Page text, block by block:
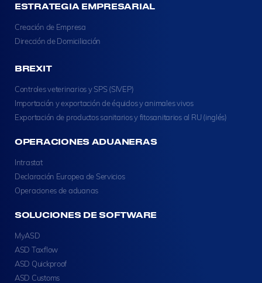
ESTRATEGIA EMPRESARIAL
Creación de Empresa
Dirección de Domiciliación
BREXIT
Controles veterinarios y SPS (SIVEP)
Importación y exportación de équidos y animales vivos
Exportación de productos sanitarios y fitosanitarios al RU (inglés)
OPERACIONES ADUANERAS
Intrastat
Declaración Europea de Servicios
Operaciones de aduanas
SOLUCIONES DE SOFTWARE
MyASD
ASD Taxflow
ASD Quickproof
ASD Customs